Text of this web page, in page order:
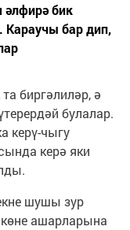
әлфирә бик
Караучы бар дип,
биргәлиләр, ә
булалар.
керү-чыгу
керә яки
шушы зур
ашарларына